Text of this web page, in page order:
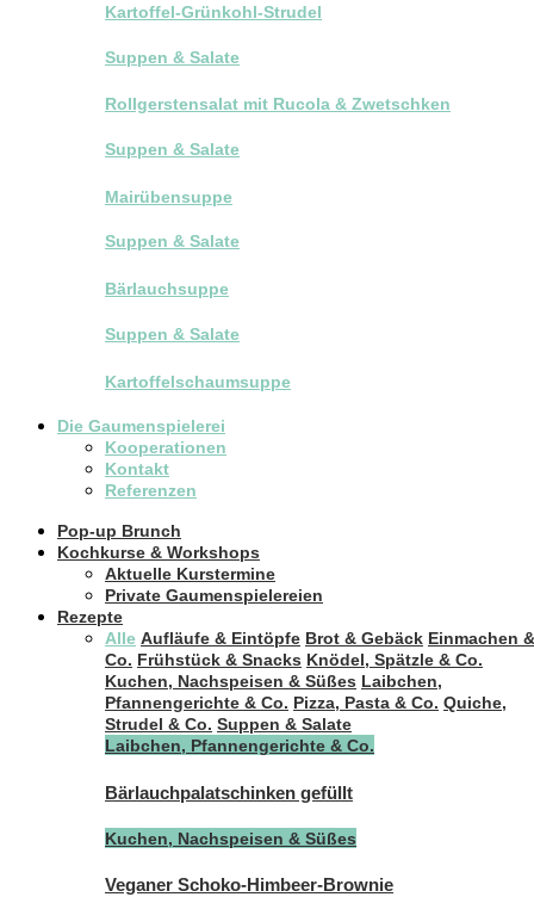
Kartoffel-Grünkohl-Strudel
Suppen & Salate
Rollgerstensalat mit Rucola & Zwetschken
Suppen & Salate
Mairübensuppe
Suppen & Salate
Bärlauchsuppe
Suppen & Salate
Kartoffelschaumsuppe
Die Gaumenspielerei
Kooperationen
Kontakt
Referenzen
Pop-up Brunch
Kochkurse & Workshops
Aktuelle Kurstermine
Private Gaumenspielereien
Rezepte
Alle Aufläufe & Eintöpfe Brot & Gebäck Einmachen &
Co. Frühstück & Snacks Knödel, Spätzle & Co.
Kuchen, Nachspeisen & Süßes Laibchen,
Pfannengerichte & Co. Pizza, Pasta & Co. Quiche,
Strudel & Co. Suppen & Salate
Laibchen, Pfannengerichte & Co.
Bärlauchpalatschinken gefüllt
Kuchen, Nachspeisen & Süßes
Veganer Schoko-Himbeer-Brownie